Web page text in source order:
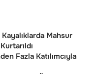
Mahsur
Fazla Katılımcıyla